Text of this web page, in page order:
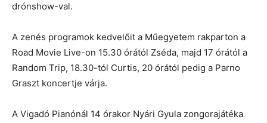
drónshow-val.
A zenés programok kedvelőit a Műegyetem rakparton a
Road Movie Live-on 15.30 órától Zséda, majd 17 órától a
Random Trip, 18.30-tól Curtis, 20 órától pedig a Parno
Graszt koncertje várja.
A Vigadó Pianónál 14 órakor Nyári Gyula zongorajátéka